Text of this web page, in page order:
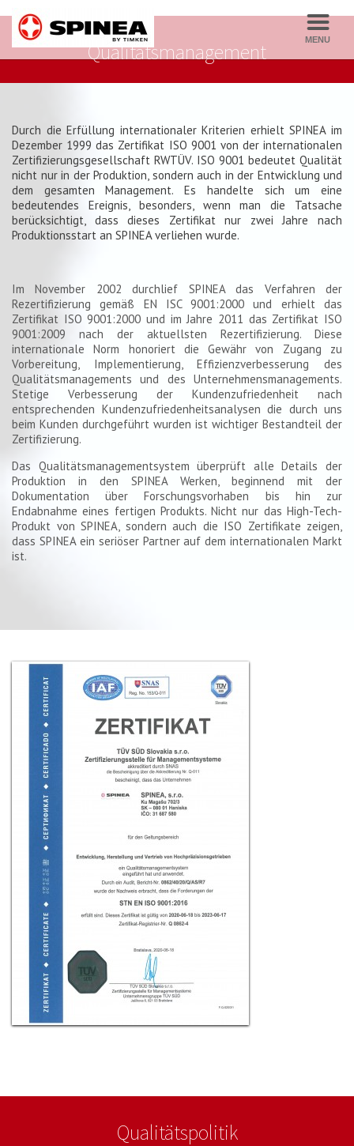
Qualitätsmanagement
Durch die Erfüllung internationaler Kriterien erhielt SPINEA im
Dezember 1999 das Zertifikat ISO 9001 von der internationalen
Zertifizierungsgesellschaft RWTÜV. ISO 9001 bedeutet Qualität
nicht nur in der Produktion, sondern auch in der Entwicklung und
dem gesamten Management. Es handelte sich um eine
bedeutendes Ereignis, besonders, wenn man die Tatsache
berücksichtigt, dass dieses Zertifikat nur zwei Jahre nach
Produktionsstart an SPINEA verliehen wurde.
Im November 2002 durchlief SPINEA das Verfahren der
Rezertifizierung gemäß EN ISC 9001:2000 und erhielt das
Zertifikat ISO 9001:2000 und im Jahre 2011 das Zertifikat ISO
9001:2009 nach der aktuellsten Rezertifizierung. Diese
internationale Norm honoriert die Gewähr von Zugang zu
Vorbereitung, Implementierung, Effizienzverbesserung des
Qualitätsmanagements und des Unternehmensmanagements.
Stetige Verbesserung der Kundenzufriedenheit nach
entsprechenden Kundenzufriedenheitsanalysen die durch uns
beim Kunden durchgeführt wurden ist wichtiger Bestandteil der
Zertifizierung.
Das Qualitätsmanagementsystem überprüft alle Details der
Produktion in den SPINEA Werken, beginnend mit der
Dokumentation über Forschungsvorhaben bis hin zur
Endabnahme eines fertigen Produkts. Nicht nur das High-Tech-
Produkt von SPINEA, sondern auch die ISO Zertifikate zeigen,
dass SPINEA ein seriöser Partner auf dem internationalen Markt
ist.
Qualitätspolitik